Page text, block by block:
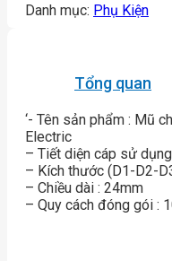
Danh mục: Phụ Kiện
Tổng quan
‘- Tên sản phẩm : Mũ
Electric
– Tiết diện cáp sử
– Kích thước (D1-D2-
– Chiều dài : 24mm
– Quy cách đóng gói :